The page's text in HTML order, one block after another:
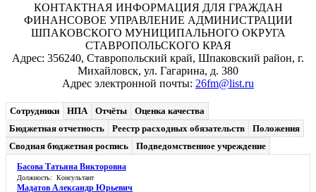
КОНТАКТНАЯ ИНФОРМАЦИЯ ДЛЯ ГРАЖДАН
ФИНАНСОВОЕ УПРАВЛЕНИЕ АДМИНИСТРАЦИИ
ШПАКОВСКОГО МУНИЦИПАЛЬНОГО ОКРУГА
СТАВРОПОЛЬСКОГО КРАЯ
Адрес: 356240, Ставропольский край, Шпаковский район, г.
Михайловск, ул. Гагарина, д. 380
Адрес электронной почты: 26fm@list.ru
Сотрудники НПА Отчёты
Оценка качества
Бюджетная отчетность
Реестр расходных обязательств
Положения
Сводная бюджетная роспись
Подведомственное учреждение
Басова Татьяна Викторовна
Должность: Консультант
Мадатов Александр Юрьевич